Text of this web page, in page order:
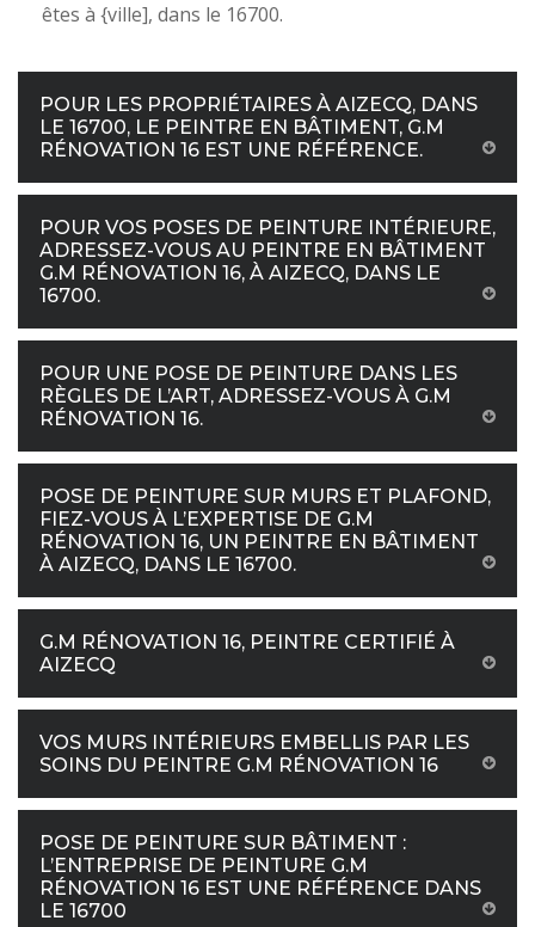
êtes à {ville], dans le 16700.
POUR LES PROPRIÉTAIRES À AIZECQ, DANS
LE 16700, LE PEINTRE EN BÂTIMENT, G.M
RÉNOVATION 16 EST UNE RÉFÉRENCE.
POUR VOS POSES DE PEINTURE INTÉRIEURE,
ADRESSEZ-VOUS AU PEINTRE EN BÂTIMENT
G.M RÉNOVATION 16, À AIZECQ, DANS LE
16700.
POUR UNE POSE DE PEINTURE DANS LES
RÈGLES DE L’ART, ADRESSEZ-VOUS À G.M
RÉNOVATION 16.
POSE DE PEINTURE SUR MURS ET PLAFOND,
FIEZ-VOUS À L’EXPERTISE DE G.M
RÉNOVATION 16, UN PEINTRE EN BÂTIMENT
À AIZECQ, DANS LE 16700.
G.M RÉNOVATION 16, PEINTRE CERTIFIÉ À
AIZECQ
VOS MURS INTÉRIEURS EMBELLIS PAR LES
SOINS DU PEINTRE G.M RÉNOVATION 16
POSE DE PEINTURE SUR BÂTIMENT :
L’ENTREPRISE DE PEINTURE G.M
RÉNOVATION 16 EST UNE RÉFÉRENCE DANS
LE 16700